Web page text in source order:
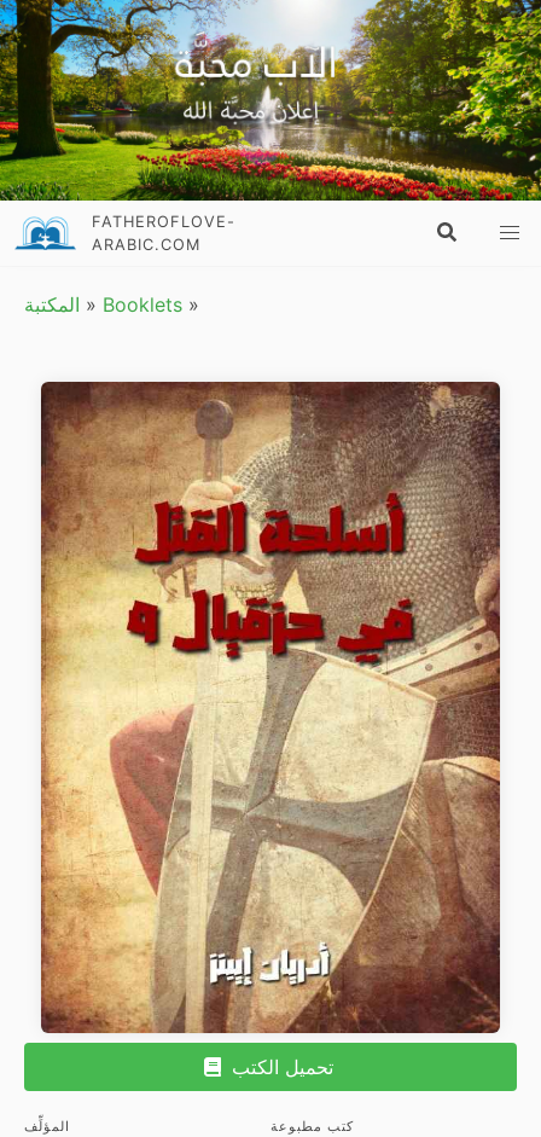
FATHEROFLOVE-
ARABIC.COM
المكتبة » Booklets »
تحميل الكتب
المؤلِّف كتب مطبوعة